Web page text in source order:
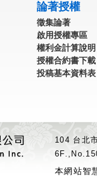
論著授權
徵集論著
啟用授權專區
權利金計算說明
授權合約書下載
投稿基本資料表
104 台北
本網站智